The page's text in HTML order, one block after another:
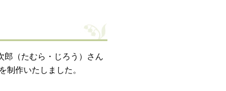
郎（たむら・じろう）さん
制作いたしました。